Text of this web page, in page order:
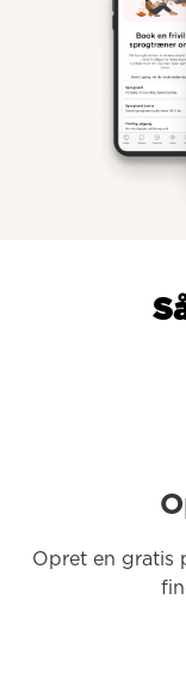
Opret en gratis